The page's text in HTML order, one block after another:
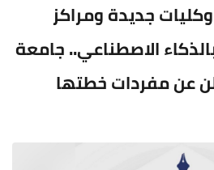
جديدة ومراكز
الاصطناعي.. جامعة
عن مفردات خطتها